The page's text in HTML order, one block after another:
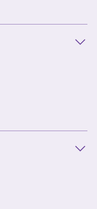
Újpest FC